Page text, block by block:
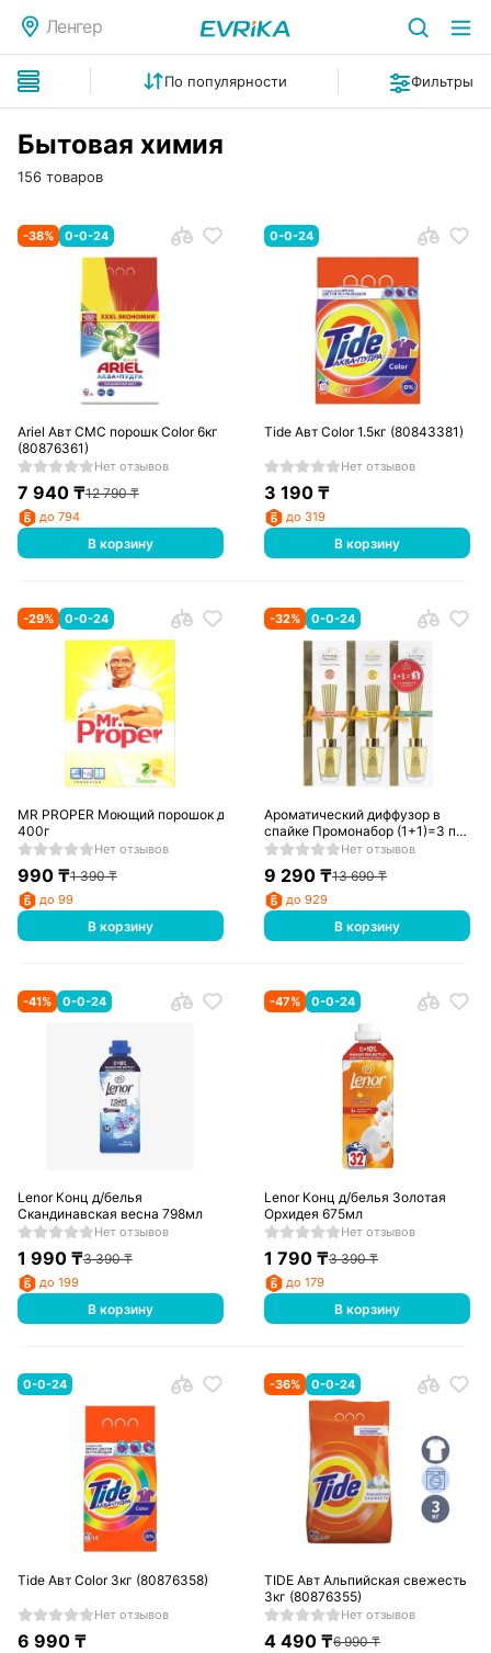
Ленгер
По популярности Фильтры
Бытовая химия
156 товаров
-38% 0-0-24
Ariel Авт СМС порошк Color 6кг
(80876361)
Нет отзывов
7 940₸12 790₸
до 794
В корзину
0-0-24
Tide Авт Color 1.5кг (80843381)
Нет отзывов
3 190 ₸
до 319
В корзину
-29% 0-0-24
MR PROPER Моющий порошок для уборки Универсал Лимон
400г
Нет отзывов
990₸1 390₸
до 99
В корзину
-32% 0-0-24
Ароматический диффузор в
спайке Промонабор (1+1)=3 по
90 мл, ароматы в ассортименте
Нет отзывов
9 290 ₸13 690₸
до 929
В корзину
-41% 0-0-24
Lenor Конц д/белья
Скандинавская весна 798мл
Нет отзывов
1 990₸3 390₸
до 199
В корзину
-47% 0-0-24
Lenor Конц д/белья Золотая
Орхидея 675мл
Нет отзывов
1 790 ₸3 390₸
до 179
В корзину
0-0-24
Tide Авт Color 3кг (80876358)
Нет отзывов
6 990₸
-36% 0-0-24
TIDE Авт Альпийская свежесть
3кг (80876355)
Нет отзывов
4 490 ₸6 990₸